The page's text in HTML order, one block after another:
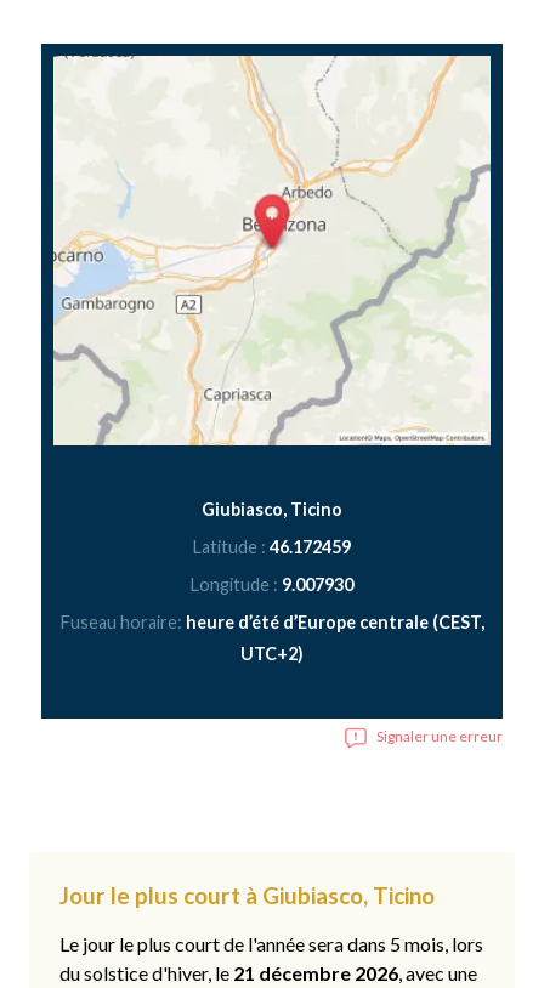
Giubiasco, Ticino
Latitude : 46.172459
Longitude : 9.007930
Fuseau horaire: heure d’été d’Europe centrale (CEST,
UTC+2)
Signaler une erreur
Jour le plus court à Giubiasco, Ticino
Le jour le plus court de l'année sera dans 5 mois, lors
du solstice d'hiver, le 21 décembre 2026, avec une